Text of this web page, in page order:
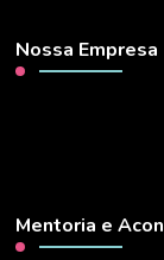
Nossa Empresa
Mentoria e